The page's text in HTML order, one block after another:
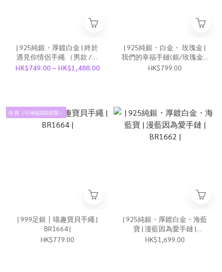
| 925純銀・厚鍍白金 | 終於
遇見你情侶手繩 （男款 /女
款） | BR1603 |
HK$749.00 ~ HK$1,488.00
| 925純銀・白金・ 玫瑰金 |
我們的幸福手鏈(銀/玫瑰金) |
BR1587 |
HK$799.00
現 貨（可伸縮調節鬆緊）
| 999足銀丨喵趣寶貝手繩 |
BR1664 |
HK$779.00
| 925純銀・厚鍍白金・海藍
寶 | 漫藍因為愛手鏈 |
BR1662 |
HK$1,699.00